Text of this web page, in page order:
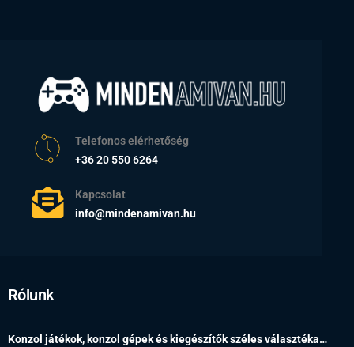
Telefonos elérhetőség
+36 20 550 6264
Kapcsolat
info@mindenamivan.hu
Rólunk
Konzol játékok, konzol gépek és kiegészítők széles választéka…